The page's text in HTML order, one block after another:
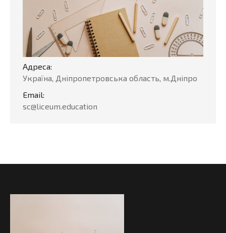
Адреса:
Україна, Дніпропетровська область, м.Дніпро
Email:
sc@liceum.education